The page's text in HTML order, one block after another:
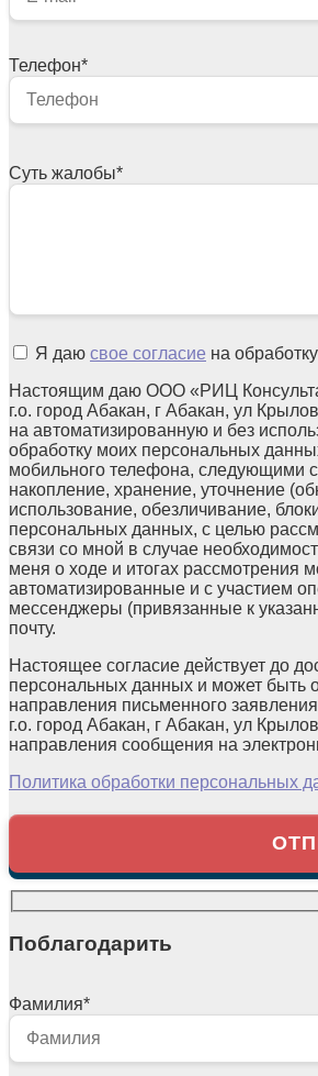
Телефон*
Суть жалобы*
Я даю свое согласие на
Настоящим даю ООО «РИЦ
г.о. город Абакан, г Абакан, ул
на автоматизированную и без
обработку моих персональных
мобильного телефона, следующими
накопление, хранение, уточнение
использование, обезличивание,
персональных данных, с целью
связи со мной в случае
меня о ходе и итогах рассмотрения
автоматизированные и с участием
мессенджеры (привязанные к
почту.
Настоящее согласие действует до
персональных данных и может быть
направления письменного
г.о. город Абакан, г Абакан, ул
направления сообщения на
Политика обработки персональных
Поблагодарить
Фамилия*